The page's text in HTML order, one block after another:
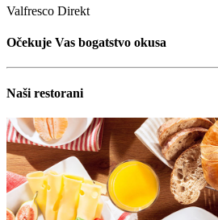
Valfresco Direkt
Očekuje Vas bogatstvo okusa
Naši restorani